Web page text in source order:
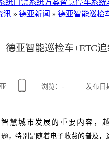
统门禁系统方案智慧停车系统
讯 » 德亚新闻 » 德亚智能巡检
德亚智能巡检车+ETC
浏览： - 发布日
慧城市发展的重要内容，
，特别是随着电子收费的普及